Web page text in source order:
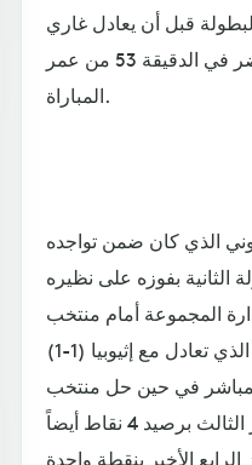
قبل أن يعادل غاري
رودريغس النتيجة للرأس الأخضر في الدقيقة 53 من عمر
المباراة.
الذي كان ضمن تواجده
بفوزه على نظيره
في صدارة المجموعة أمام منتخب
بوركينا فاسو الثاني (4 نقاط) الذي تعادل مع إثيوبيا (1-1)
في حين حل منتخب
الرأس الأخضر في المركز الثالث برصيد 4 نقاط أيضاً